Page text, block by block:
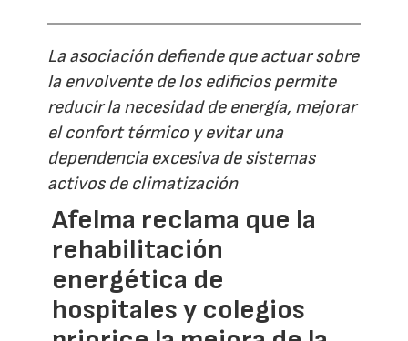
La asociación defiende que actuar sobre
la envolvente de los edificios permite
reducir la necesidad de energía, mejorar
el confort térmico y evitar una
dependencia excesiva de sistemas
activos de climatización
Afelma reclama que la
rehabilitación
energética de
hospitales y colegios